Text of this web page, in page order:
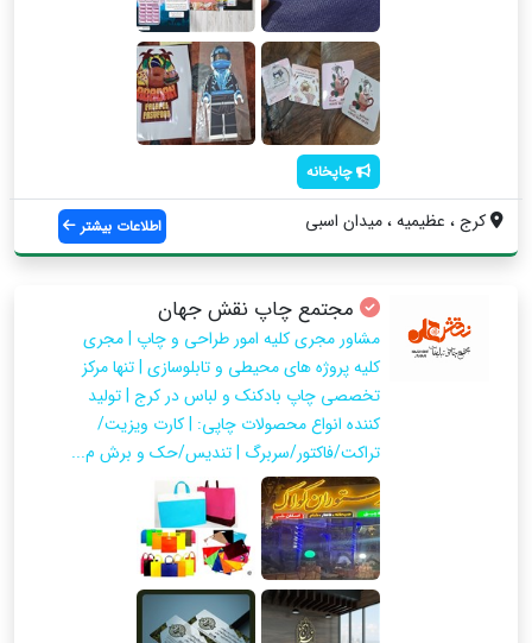
چاپخانه
کرج ، عظیمیه ، میدان اسبی اطلاعات بیشتر
مجتمع چاپ نقش جهان
مشاور مجری کلیه امور طراحی و چاپ | مجری
کلیه پروژه های محیطی و تابلوسازی | تنها مرکز
تخصصی چاپ بادکنک و لباس در کرج | تولید
کننده انواع محصولات چاپی: | کارت ویزیت/
تراکت/فاکتور/سربرگ | تندیس/حک و برش م...